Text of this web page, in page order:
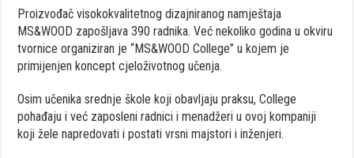
Proizvođač visokokvalitetnog dizajniranog namještaja
MS&WOOD zapošljava 390 radnika. Već nekoliko godina u okviru
tvornice organiziran je “MS&WOOD College” u kojem je
primijenjen koncept cjeloživotnog učenja.
Osim učenika srednje škole koji obavljaju praksu, College
pohađaju i već zaposleni radnici i menadžeri u ovoj kompaniji
koji žele napredovati i postati vrsni majstori i inženjeri.